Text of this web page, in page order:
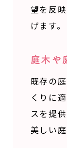
望を反
げます。
庭木や
既存の
くりに
スを提供
美しい